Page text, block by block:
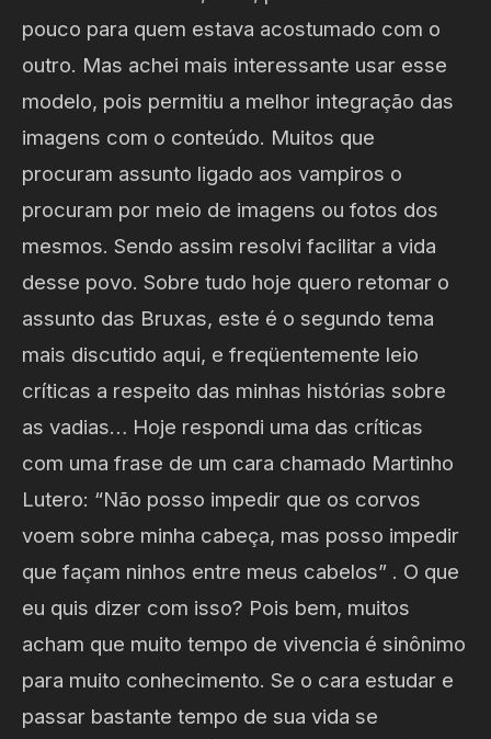
pouco para quem estava acostumado com o
outro. Mas achei mais interessante usar esse
modelo, pois permitiu a melhor integração das
imagens com o conteúdo. Muitos que
procuram assunto ligado aos vampiros o
procuram por meio de imagens ou fotos dos
mesmos. Sendo assim resolvi facilitar a vida
desse povo. Sobre tudo hoje quero retomar o
assunto das Bruxas, este é o segundo tema
mais discutido aqui, e freqüentemente leio
críticas a respeito das minhas histórias sobre
as vadias… Hoje respondi uma das críticas
com uma frase de um cara chamado Martinho
Lutero: “Não posso impedir que os corvos
voem sobre minha cabeça, mas posso impedir
que façam ninhos entre meus cabelos” . O que
eu quis dizer com isso? Pois bem, muitos
acham que muito tempo de vivencia é sinônimo
para muito conhecimento. Se o cara estudar e
passar bastante tempo de sua vida se